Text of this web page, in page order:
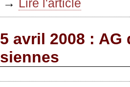
→ Lire l'article
5 avril 2008 :
siennes